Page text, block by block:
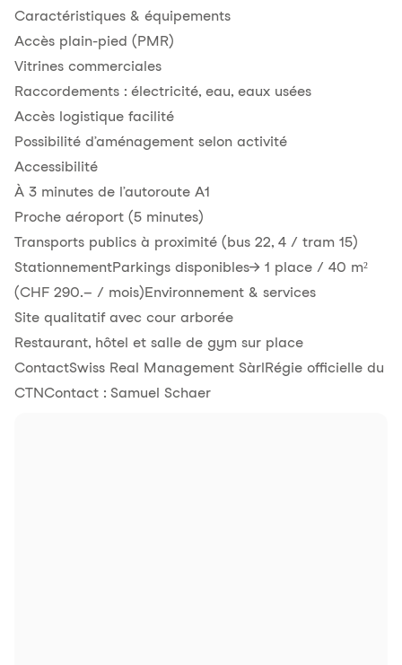
Caractéristiques & équipements
Accès plain-pied (PMR)
Vitrines commerciales
Raccordements : électricité, eau, eaux usées
Accès logistique facilité
Possibilité d’aménagement selon activité
Accessibilité
À 3 minutes de l’autoroute A1
Proche aéroport (5 minutes)
Transports publics à proximité (bus 22, 4 / tram 15)
StationnementParkings disponibles→ 1 place / 40 m²
(CHF 290.– / mois)Environnement & services
Site qualitatif avec cour arborée
Restaurant, hôtel et salle de gym sur place
ContactSwiss Real Management SàrlRégie officielle du
CTNContact : Samuel Schaer